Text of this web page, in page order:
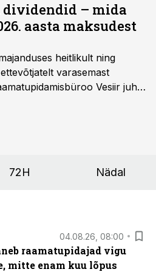
dividendid – mida
aasta maksudest
heitlikult ning
varasemast
Vesiir juht
72H Nädal
04.08.26, 08:00
raamatupidajad vigu
mitte enam kuu lõpus